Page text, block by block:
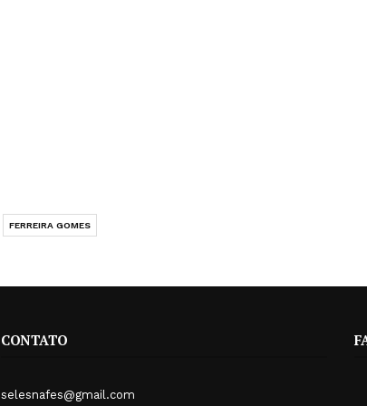
FERREIRA GOMES
CONTATO
selesnafes@gmail.com